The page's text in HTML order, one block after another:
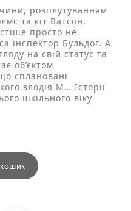
розплутуванням
та кіт Ватсон.
просто не
інспектор Бульдог. А
на свій статус та
об’єктом
сплановані
злодія М… Історії
шкільного віку